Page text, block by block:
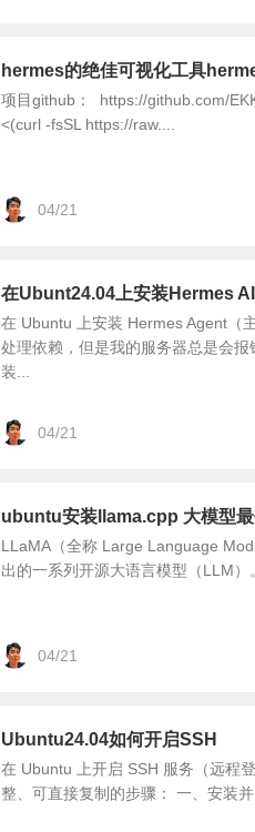
hermes的绝佳可视化工具
项目github： https://github.com/
<(curl -fsSL https://raw....
04/21
在Ubunt24.04上安装Hermes
在 Ubuntu 上安装 Hermes Agent（
处理依赖，但是我的服务器总是会
装...
04/21
ubuntu安装llama.cpp 大模型
LLaMA（全称 Large Language
出的一系列开源大语言模型（LLM）
04/21
Ubuntu24.04如何开启SSH
在 Ubuntu 上开启 SSH 服务（远程
整、可直接复制的步骤： 一、安装